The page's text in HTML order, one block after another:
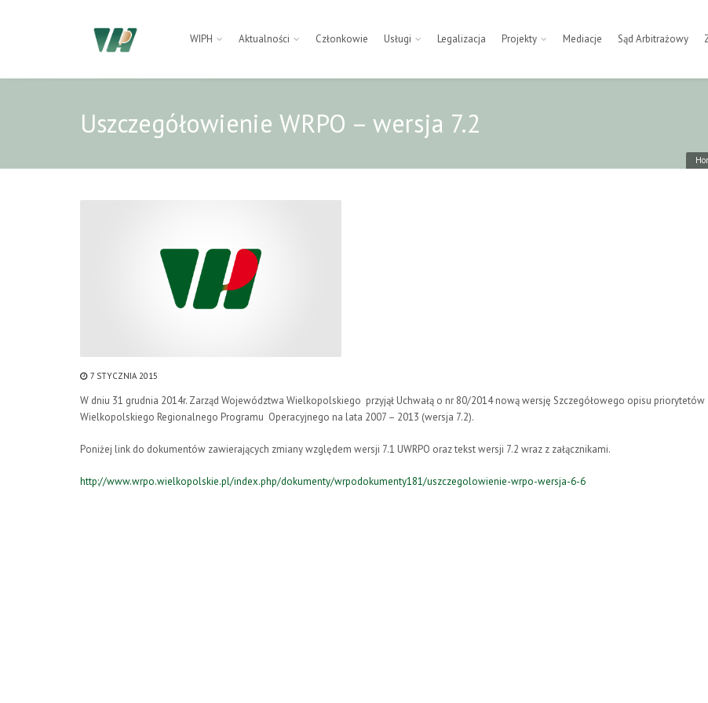
WIPH Aktualności Członkowie Usługi Legalizacja Projekty Mediacje Sąd Arbitrażowy
Uszczegółowienie WRPO – wersja 7.2
7 STYCZNIA 2015
W dniu 31 grudnia 2014r. Zarząd Województwa Wielkopolskiego przyjął Uchwałą o nr 80/2014 nową wersję Szczegółowego opisu priorytetów
Wielkopolskiego Regionalnego Programu Operacyjnego na lata 2007 – 2013 (wersja 7.2).
Poniżej link do dokumentów zawierających zmiany względem wersji 7.1 UWRPO oraz tekst wersji 7.2 wraz z załącznikami.
http://www.wrpo.wielkopolskie.pl/index.php/dokumenty/wrpodokumenty181/uszczegolowienie-wrpo-wersja-6-6